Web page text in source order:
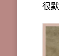
很